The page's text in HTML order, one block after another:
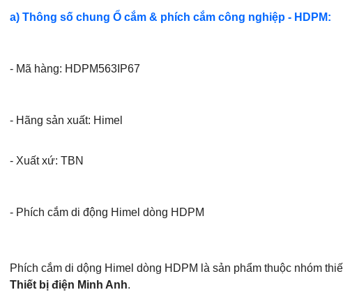
a) Thông số chung Ổ cắm & phích cắm công nghiệp - HDPM:
- Mã hàng: HDPM563IP67
- Hãng sản xuất: Himel
- Xuất xứ: TBN
- Phích cắm di động Himel dòng HDPM
Phích cắm di dộng Himel dòng HDPM là sản phẩm thuộc nhóm
Thiết bị điện Minh Anh.